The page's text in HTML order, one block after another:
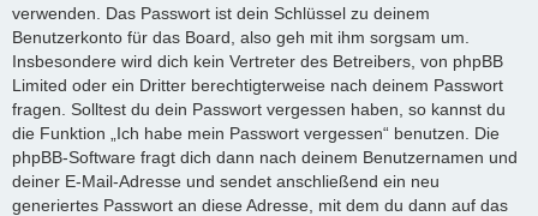
verwenden. Das Passwort ist dein Schlüssel zu deinem
Benutzerkonto für das Board, also geh mit ihm sorgsam um.
Insbesondere wird dich kein Vertreter des Betreibers, von phpBB
Limited oder ein Dritter berechtigterweise nach deinem Passwort
fragen. Solltest du dein Passwort vergessen haben, so kannst du
die Funktion „Ich habe mein Passwort vergessen“ benutzen. Die
phpBB-Software fragt dich dann nach deinem Benutzernamen und
deiner E-Mail-Adresse und sendet anschließend ein neu
generiertes Passwort an diese Adresse, mit dem du dann auf das